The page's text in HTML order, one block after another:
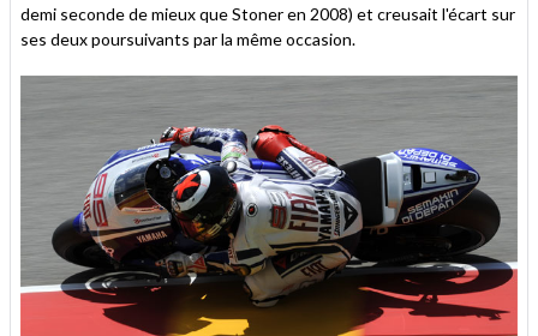
demi seconde de mieux que Stoner en 2008) et creusait l'écart sur
ses deux poursuivants par la même occasion.